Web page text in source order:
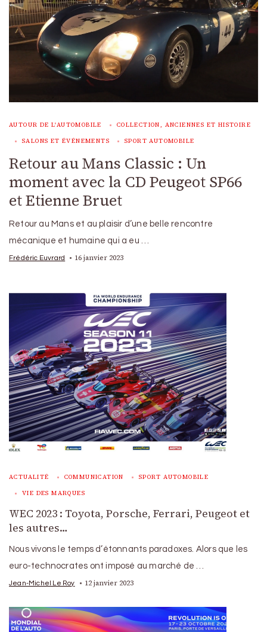
AUTOUR DE L'AUTOMOBILE COLLECTION, ANCIENNES ET HISTOIRE
SALONS ET ÉVÉNEMENTS SPORT AUTOMOBILE
Retour au Mans Classic : Un
moment avec la CD Peugeot SP66
et Etienne Bruet
Retour au Mans et au plaisir d’une belle rencontre
mécanique et humaine qui a eu …
Frédéric Euvrard 16 janvier 2023
ACTUALITÉ COMMUNICATION SPORT AUTOMOBILE
VIE DES MARQUES
WEC 2023 : Toyota, Porsche, Ferrari, Peugeot et
les autres…
Nous vivons le temps d’étonnants paradoxes. Alors que les
euro-technocrates ont imposé au marché de …
Jean-Michel Le Roy 12 janvier 2023